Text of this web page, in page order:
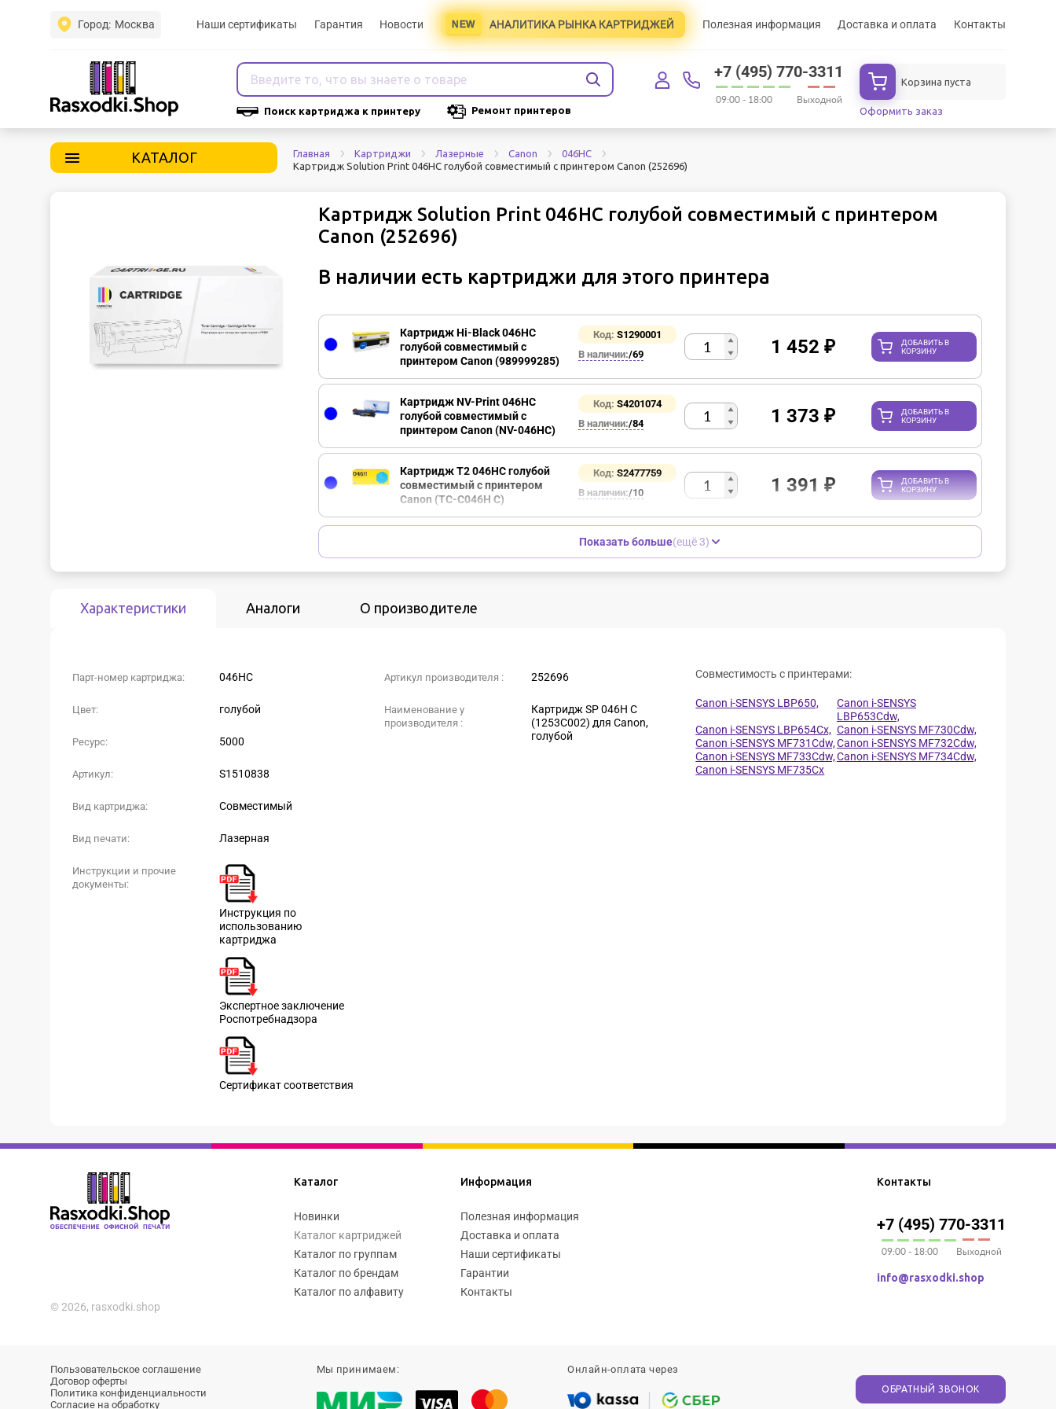
Город: Москва Наши сертификаты Гарантия Новости АНАЛИТИКА РЫНКА КАРТРИДЖЕЙ Полезная информация Доставка и оплата Контакты
Поиск картриджа к принтеру Ремонт принтеров
+7 (495) 770-3311
09:00 - 18:00 Выходной
Корзина пуста
Оформить заказ
КАТАЛОГ Главная Картриджи Лазерные Canon
046HC
Картридж Solution Print 046HC голубой совместимый с принтером Canon (252696)
Картридж Solution Print 046HC голубой совместимый с принтером
Canon (252696)
В наличии есть картриджи для этого принтера
Картридж Hi-Black 046HC
голубой совместимый с
принтером Canon (989999285)
Код: S1290001
В наличии:/69 1 452₽
ДОБАВИТЬ В
КОРЗИНУ
Картридж NV-Print 046HC
голубой совместимый с
принтером Canon (NV-046HC)
Код: S4201074
В наличии:/84 1 373₽
ДОБАВИТЬ В
КОРЗИНУ
Картридж T2 046HC голубой
совместимый с принтером
Canon (TC-C046H C)
Код: S2477759
В наличии:/10 1 391₽
ДОБАВИТЬ В
КОРЗИНУ
Показать больше(ещё 3)
Характеристики Аналоги О производителе
Парт-номер картриджа: 046HC
Цвет: голубой
Ресурс: 5000
Артикул: S1510838
Вид картриджа: Совместимый
Вид печати: Лазерная
Инструкции и прочие
документы:
Инструкция по
использованию
картриджа
Экспертное заключение
Роспотребнадзора
Сертификат соответствия
Артикул производителя : 252696
Наименование у
производителя :
Картридж SP 046H C
(1253C002) для Canon,
голубой
Совместимость с принтерами:
Canon i-SENSYS LBP650,
Canon i-SENSYS
LBP653Cdw,
Canon i-SENSYS LBP654Cx, Canon i-SENSYS MF730Cdw,
Canon i-SENSYS MF731Cdw,Canon i-SENSYS MF732Cdw,
Canon i-SENSYS MF733Cdw,Canon i-SENSYS MF734Cdw,
Canon i-SENSYS MF735Cx
© 2026, rasxodki.shop
Каталог
Новинки
Каталог картриджей
Каталог по группам
Каталог по брендам
Каталог по алфавиту
Информация
Полезная информация
Доставка и оплата
Наши сертификаты
Гарантии
Контакты
Контакты
+7 (495) 770-3311
09:00 - 18:00 Выходной
info@rasxodki.shop
Пользовательское соглашение
Договор оферты
Политика конфиденциальности
Согласие на обработку
Мы принимаем: Онлайн-оплата через
ОБРАТНЫЙ ЗВОНОК